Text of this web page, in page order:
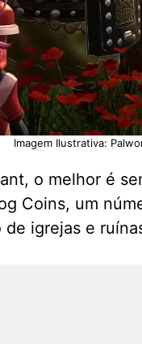
Imagem Ilustrativa:
o melhor é
Coins, um
igrejas e